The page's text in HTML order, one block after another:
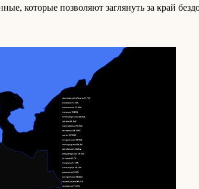
которые позволяют заглянуть за край